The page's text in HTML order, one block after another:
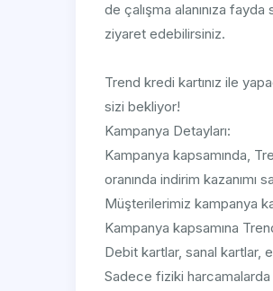
de çalışma alanınıza
ziyaret edebilirsiniz.
Trend kredi kartınız ile
sizi bekliyor!
Kampanya Detayları:
Kampanya kapsamında,
oranında indirim kazanımı
Müşterilerimiz kampanya
Kampanya kapsamına
Debit kartlar, sanal kartlar,
Sadece fiziki